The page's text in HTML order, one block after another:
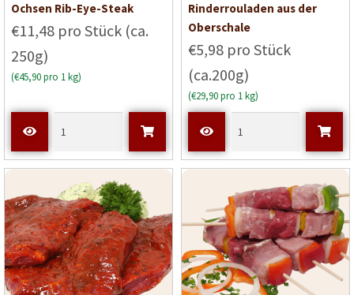
Ochsen Rib-Eye-Steak
€11,48 pro Stück (ca.
250g)
(€45,90 pro 1 kg)
Rinderrouladen aus der
Oberschale
€5,98 pro Stück
(ca.200g)
(€29,90 pro 1 kg)